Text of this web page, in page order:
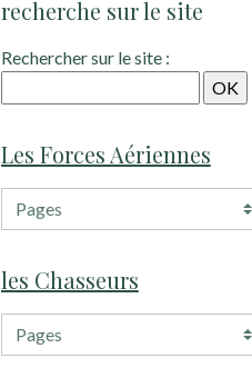
recherche sur le site
Rechercher sur le site :
Les Forces Aériennes
les Chasseurs